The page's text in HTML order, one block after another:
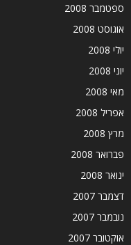
ספטמבר 2008
אוגוסט 2008
יולי 2008
יוני 2008
מאי 2008
אפריל 2008
מרץ 2008
פברואר 2008
ינואר 2008
דצמבר 2007
נובמבר 2007
אוקטובר 2007